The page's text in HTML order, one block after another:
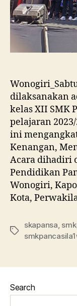
dilaksanakan
kelas XII SMK
pelajaran
ini
Kenangan,
Acara dihadiri
Pendidikan
Wonogiri,
Kota,
skapansa
Search